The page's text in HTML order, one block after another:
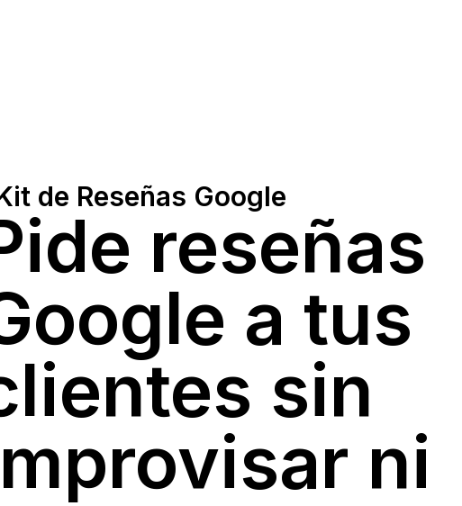
de Reseñas Google
reseñas
a tus
sin
ni